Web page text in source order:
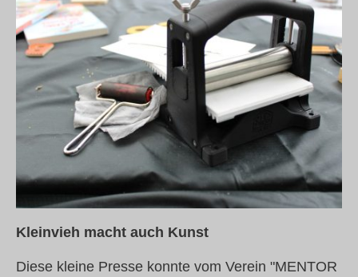
Kleinvieh macht auch Kunst
Diese kleine Presse konnte vom Verein "MENTOR